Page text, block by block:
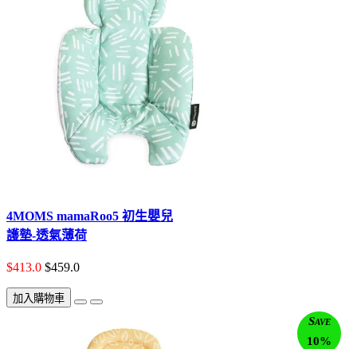
4MOMS mamaRoo5 初生嬰兒
護墊-透氣薄荷
$413.0 $459.0
加入購物車
Save
10%